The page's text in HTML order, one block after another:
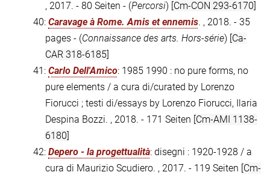
, 2017. - 80 Seiten - (Percorsi) [Cm-CON 293-6170]
40: Caravage à Rome. Amis et ennemis. , 2018. - 35
pages - (Connaissance des arts. Hors-série) [Ca-
CAR 318-6185]
41: Carlo Dell'Amico: 1985 1990 : no pure forms, no
pure elements / a cura di/curated by Lorenzo
Fiorucci ; testi di/essays by Lorenzo Fiorucci, Ilaria
Despina Bozzi. , 2018. - 171 Seiten [Cm-AMI 1138-
6180]
42: Depero - la progettualità: disegni : 1920-1928 / a
cura di Maurizio Scudiero. , 2017. - 119 Seiten [Cm-